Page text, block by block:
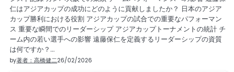
仁はアジアカップの成功にどのように貢献しましたか？ 日本のアジア
カップ勝利における役割 アジアカップの試合での重要なパフォーマン
ス 重要な瞬間でのリーダーシップ アジアカップトーナメントの統計 チ
ーム内の若い選手への影響 遠藤保仁を定義するリーダーシップの資質
は何ですか？…
by著者：高橋健二26/02/2026